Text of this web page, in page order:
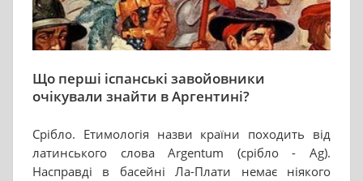
Що перші іспанські завойовники
очікували знайти в Аргентині?
Срібло. Етимологія назви країни походить від
латинського слова Argentum (срібло - Ag).
Насправді в басейні Ла-Плати немає ніякого